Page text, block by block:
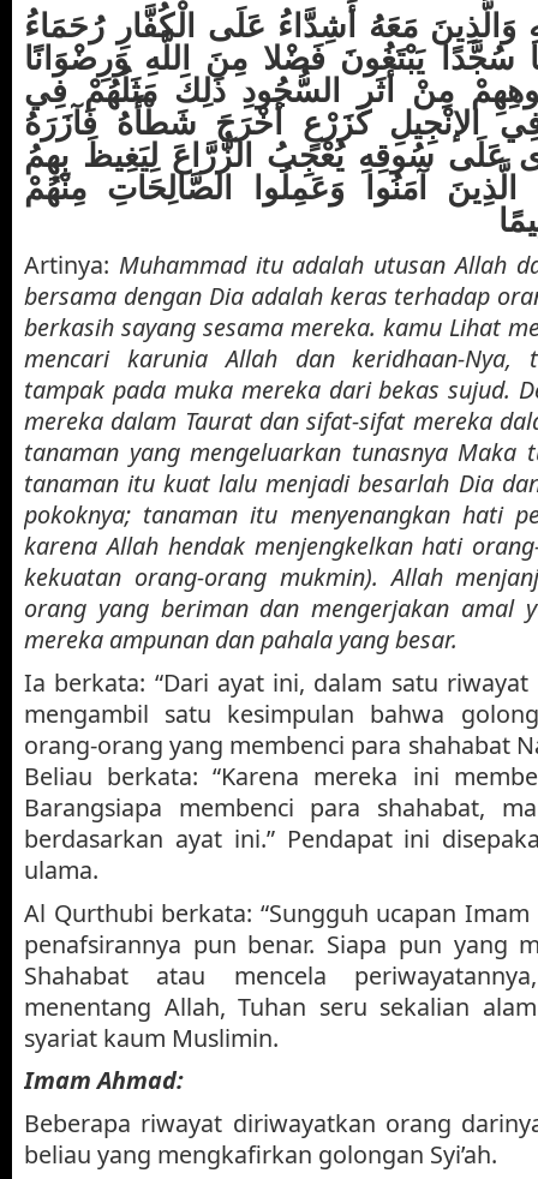
مَعَهُ أَشِدَّاءُ عَلَى الْكُفَّارِ رُحَمَاءُ
سُجَّدًا يَبْتَغُونَ فَضْلا مِنَ اللَّهِ وَرِضْوَانًا
مِنْ أَثَرِ السُّجُودِ ذَلِكَ مَثَلُهُمْ فِي
فِي الإنْجِيلِ كَزَرْعٍ أَخْرَجَ شَطْأَهُ فَآزَرَهُ
عَلَى سُوقِهِ يُعْجِبُ الزُّرَّاعَ لِيَغِيظَ بِهِمُ
الَّذِينَ آمَنُوا وَعَمِلُوا الصَّالِحَاتِ مِنْهُمْ
Artinya: Muhammad itu adalah utusan Allah
bersama dengan Dia adalah keras terhadap
berkasih sayang sesama mereka. kamu Lihat
mencari karunia Allah dan keridhaan-Nya,
tampak pada muka mereka dari bekas sujud.
mereka dalam Taurat dan sifat-sifat mereka
tanaman yang mengeluarkan tunasnya Maka
tanaman itu kuat lalu menjadi besarlah Dia
pokoknya; tanaman itu menyenangkan hati
karena Allah hendak menjengkelkan hati
kekuatan orang-orang mukmin). Allah
orang yang beriman dan mengerjakan amal
mereka ampunan dan pahala yang besar.
Ia berkata: “Dari ayat ini, dalam satu
mengambil satu kesimpulan bahwa
orang-orang yang membenci para shahabat
Beliau berkata: “Karena mereka ini
Barangsiapa membenci para shahabat,
berdasarkan ayat ini.” Pendapat ini
ulama.
Al Qurthubi berkata: “Sungguh ucapan
penafsirannya pun benar. Siapa pun yang
Shahabat atau mencela
menentang Allah, Tuhan seru sekalian
syariat kaum Muslimin.
Imam Ahmad:
Beberapa riwayat diriwayatkan orang
beliau yang mengkafirkan golongan Syi’ah.